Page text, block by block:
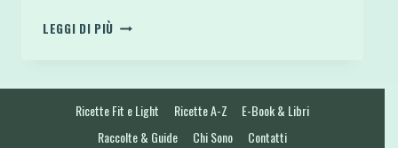
LEGGI DI PIÙ
E
NUTRIENTI)
Ricette Fit e Light Ricette A-Z
E-Book & Libri
Raccolte & Guide
Chi Sono Contatti